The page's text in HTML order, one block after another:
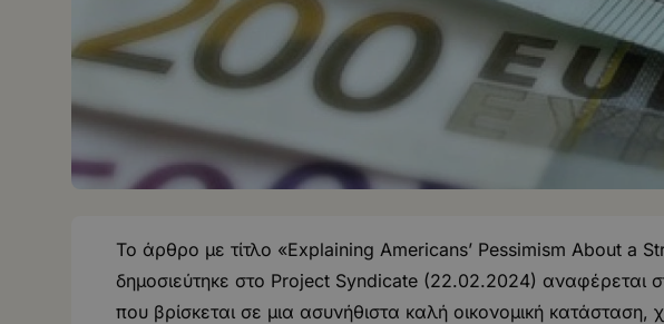
Το άρθρο με τίτλο «Explaining Americans’ Pessimism About a
δημοσιεύτηκε στο Project Syndicate (22.02.2024) αναφέρεται
που βρίσκεται σε μια ασυνήθιστα καλή οικονομική